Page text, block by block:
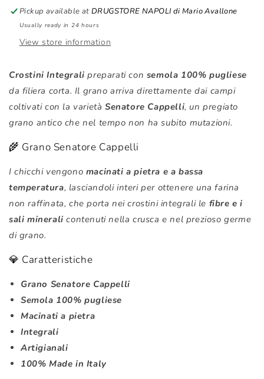
Contadini
Contadini
Pickup available atDRUGSTORE NAPOLI di Mario Avallone
Usually ready in 24 hours
View store information
Crostini Integrali preparati con semola 100% pugliese
da filiera corta. Il grano arriva direttamente dai campi
coltivati con la varietàSenatore Cappelli, un pregiato
grano antico che nel tempo non ha subito mutazioni.
🌾 Grano Senatore Cappelli
I chicchi vengono macinati a pietra e a bassa
temperatura, lasciandoli interi per ottenere una farina
non raffinata, che porta nei crostini integrali le fibre e i
sali minerali contenuti nella crusca e nel prezioso germe
di grano.
💎 Caratteristiche
Grano Senatore Cappelli
Semola 100% pugliese
Macinati a pietra
Integrali
Artigianali
100% Made in Italy